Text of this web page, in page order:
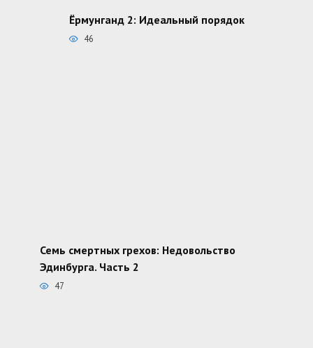
Ёрмунганд 2: Идеальный порядок
46
Семь смертных грехов: Недовольство
Эдинбурга. Часть 2
47